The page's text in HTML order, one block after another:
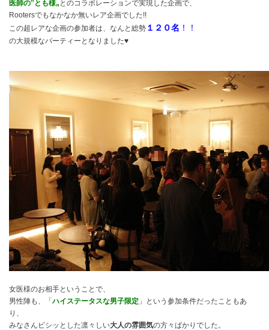
医師の‟とも様„とのコラボレーションで実現した企画で、
Rootersでもなかなか無いレア企画でした!!
この超レアな企画の参加者は、なんと総勢 １２０名 ！！
の大規模なパーティーとなりました♥
女医様のお相手ということで、
男性陣も、「ハイステータスな男子限定 」という参加条件だったこともあ
り、
みなさんビシッとした凛々しい大人の雰囲気の方々ばかりでした。